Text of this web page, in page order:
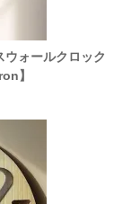
ォールクロック
】